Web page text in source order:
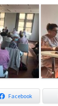
Facebook